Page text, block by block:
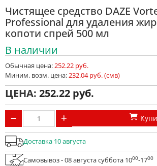
Чистящее средство DAZE
Professional для удаления
копоти спрей 500 мл
В наличии
Обычная цена:252.22 руб.
Миним. возм. цена:232.04 руб. (смв)
ЦЕНА: 252.22
Доставка 10 августа
Самовывоз - 08 августа суббота 1000-1700